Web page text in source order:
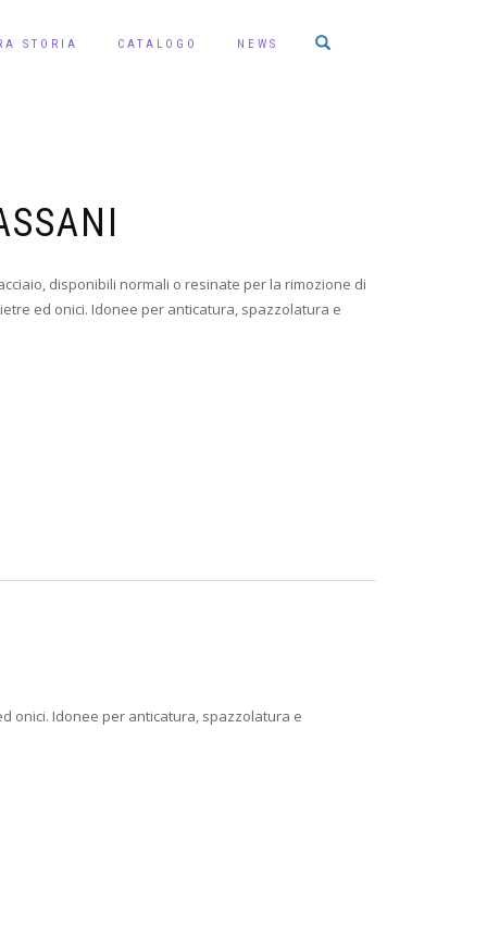
STORIA CATALOGO NEWS
disponibili normali o resinate per la rimozione di
ed onici. Idonee per anticatura, spazzolatura e
onici. Idonee per anticatura, spazzolatura e